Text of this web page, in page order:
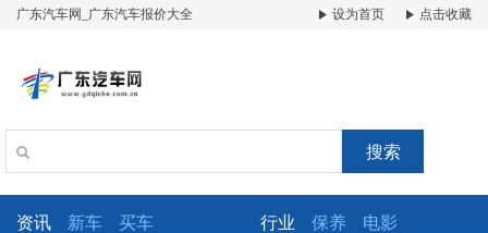
广东汽车网_广东汽车报价大全 设为首页 点击收藏
搜索
资讯 新车 买车 行业 保养 电影